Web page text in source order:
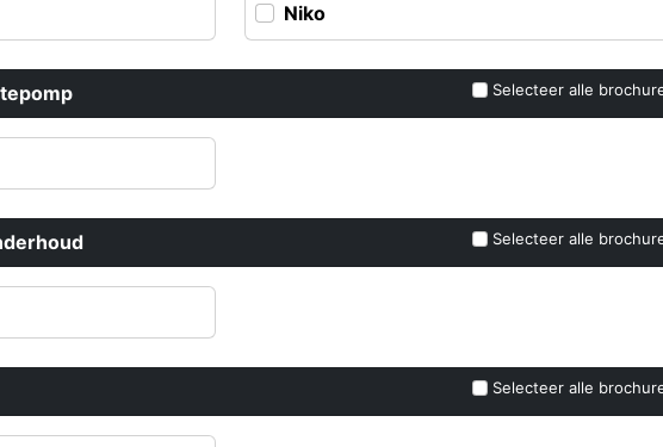
Niko
Selecteer alle
Selecteer alle
Selecteer alle